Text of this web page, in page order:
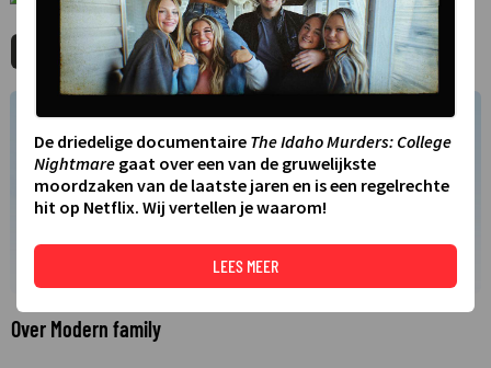
MIJNGIDS AGENDA DELEN
Over Modern family
De driedelige documentaire The Idaho Murders: College
Nightmare gaat over een van de gruwelijkste
moordzaken van de laatste jaren en is een regelrechte
hit op Netflix. Wij vertellen je waarom!
LEES MEER